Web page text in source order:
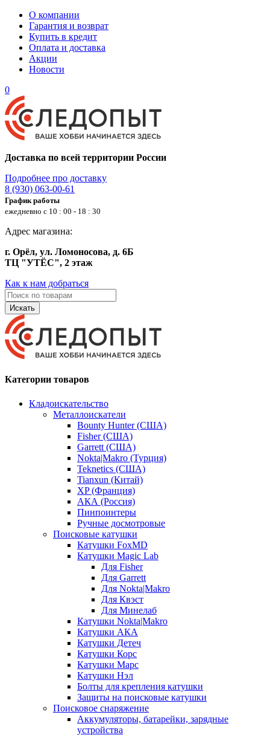
О компании
Гарантия и возврат
Купить в кредит
Оплата и доставка
Акции
Новости
0
Доставка по всей территории России
Подробнее про доставку
8 (930) 063-00-61
График работы
ежедневно с 10 : 00 - 18 : 30
Адрес магазина:
г. Орёл, ул. Ломоносова, д. 6Б
ТЦ "УТЁС", 2 этаж
Как к нам добраться
Искать
Категории товаров
Кладоискательство
Металлоискатели
Bounty Hunter (США)
Fisher (США)
Garrett (США)
Nokta|Makro (Турция)
Teknetics (США)
Tianxun (Китай)
XP (Франция)
АКА (Россия)
Пинпоинтеры
Ручные досмотровые
Поисковые катушки
Катушки FoxMD
Катушки Magic Lab
Для Fisher
Для Garrett
Для Nokta|Makro
Для Квэст
Для Минелаб
Катушки Nokta|Makro
Катушки АКА
Катушки Детеч
Катушки Корс
Катушки Марс
Катушки Нэл
Болты для крепления катушки
Защиты на поисковые катушки
Поисковое снаряжение
Аккумуляторы, батарейки, зарядные
устройства